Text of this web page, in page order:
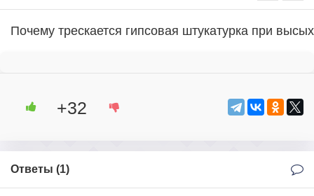
Почему трескается гипсовая штукатурка при
+32
Ответы (1)